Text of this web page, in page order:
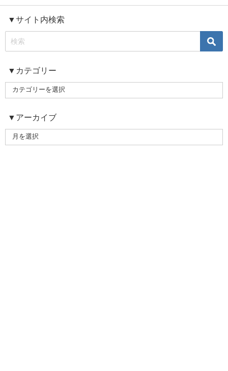
▼サイト内検索
▼カテゴリー
▼アーカイブ